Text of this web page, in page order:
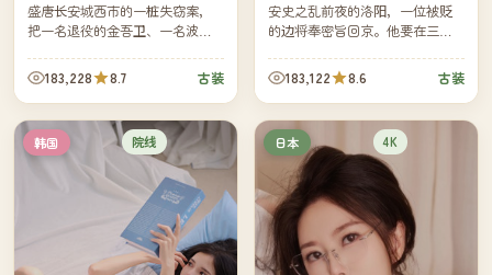
盛唐长安城西市的一桩失窃案，
把一名退役的金吾卫、一名波斯
卷进了同一个夜晚。一座城，七
个时辰，无数次擦身。
183,228 8.7 古装
安史之乱前夜的洛阳，一位被贬
的边将奉密旨回京。他要在三日
追在他身后的，是他曾经最信任
的副将。
183,122 8.6 古装
韩国 院线 日本 4K